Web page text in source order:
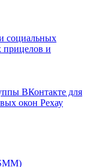
социальных
прицелов и
ВКонтакте для
окон Рехау